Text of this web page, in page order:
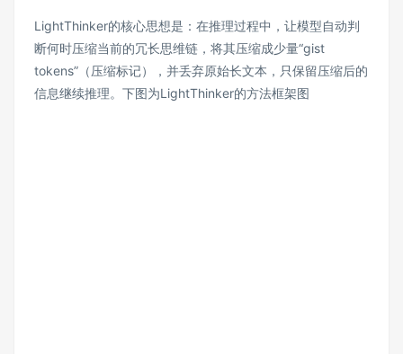
LightThinker的核心思想是：在推理过程中，让模型自动判
断何时压缩当前的冗长思维链，将其压缩成少量“gist
tokens”（压缩标记），并丢弃原始长文本，只保留压缩后的
信息继续推理。下图为LightThinker的方法框架图